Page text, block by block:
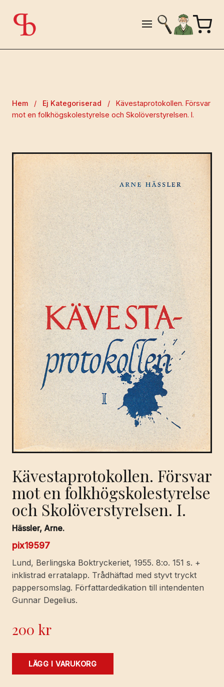
Hem / Ej Kategoriserad /
Kävestaprotokollen. Försvar
mot en folkhögskolestyrelse och Skolöverstyrelsen. I.
Kävestaprotokollen. Försvar
mot en folkhögskolestyrelse
och Skolöverstyrelsen. I.
Hässler, Arne.
pix19597
Lund, Berlingska Boktryckeriet, 1955. 8:o. 151 s. +
inklistrad erratalapp. Trådhäftad med styvt tryckt
pappersomslag. Författardedikation till intendenten
Gunnar Degelius.
200 kr
Kävestaprotokollen.
LÄGG I VARUKORG